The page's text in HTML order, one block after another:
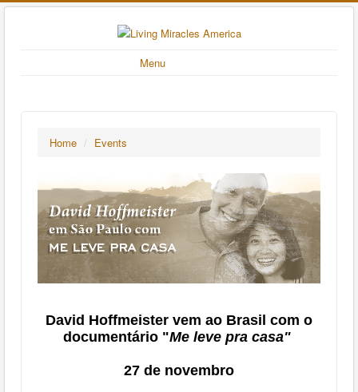
Menu
Home / Events
David Hoffmeister vem ao Brasil com o
documentário "Me leve pra casa"
27 de novembro